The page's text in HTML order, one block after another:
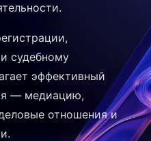
судебному
эффективный
— медиацию,
отношения и